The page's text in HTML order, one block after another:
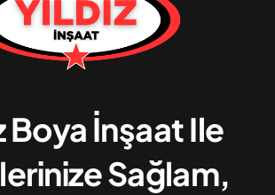
Boya İnşaat Ile
Sağlam,